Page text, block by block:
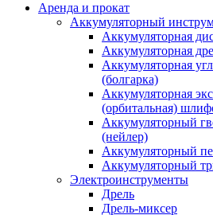
Аренда и прокат
Аккумуляторный
Аккумуляторная
Аккумуляторная
Аккумуляторная
(болгарка)
Аккумуляторная
(орбитальная)
Аккумуляторный
(нейлер)
Аккумуляторный
Аккумуляторный
Электроинструменты
Дрель
Дрель-миксер